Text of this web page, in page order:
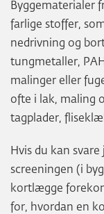
Byggematerialer
farlige stoffer,
nedrivning og
tungmetaller,
malinger eller
ofte i lak, maling
tagplader,
Hvis du kan
screeningen (i
kortlægge
for, hvordan en